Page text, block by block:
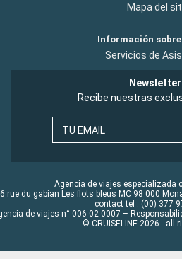
Mapa del
Información
Servicios de
Recibe nuestras
TU EMAIL
Agencia de viajes especializada
rue du gabian Les flots bleus MC 98 000
contact tel : (00) 377
de viajes n° 006 02 0007 –
© CRUISELINE 2026 - all